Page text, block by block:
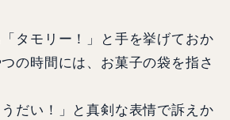
タモリー！」と手を挙げておか
の時間には、お菓子の袋を指さ
だい！」と真剣な表情で訴えか